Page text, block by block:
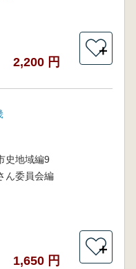
2,200 円
＋
史地域編9
ん委員会編
1,650 円
＋